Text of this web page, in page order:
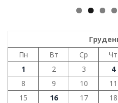
Пн
Вт Ср Чт
1
2 3 4
8
9 10 11
15
16 17 18